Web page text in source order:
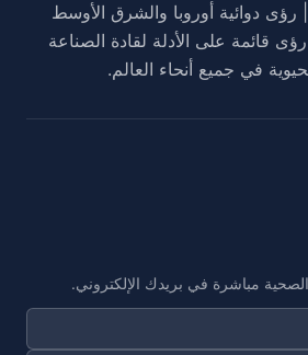
دوائية أوروبا والشرق الأوسط
قائمة على الأدلة لقادة الصناعة
في جميع أنحاء العالم.
مباشرة في بريدك الإلكتروني.